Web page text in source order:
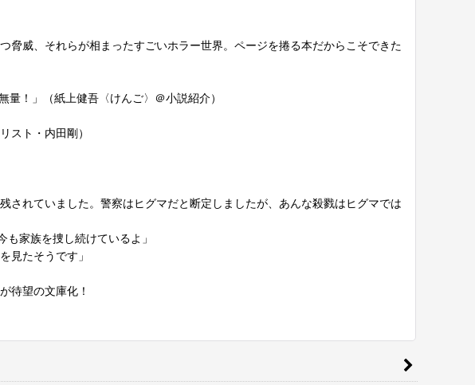
威、それらが相まったすごいホラー世界。ページを捲る本だからこそできた
！」（紙上健吾〈けんご〉＠小説紹介）
スト・内田剛）
されていました。警察はヒグマだと断定しましたが、あんな殺戮はヒグマでは
家族を捜し続けているよ」
見たそうです」
待望の文庫化！